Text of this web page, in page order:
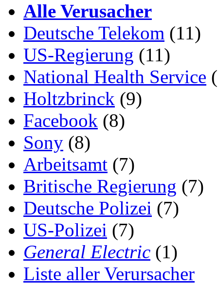
Alle Verusacher
Deutsche Telekom (11)
US-Regierung (11)
National Health Service
Holtzbrinck (9)
Facebook (8)
Sony (8)
Arbeitsamt (7)
Britische Regierung (7)
Deutsche Polizei (7)
US-Polizei (7)
General Electric (1)
Liste aller Verursacher